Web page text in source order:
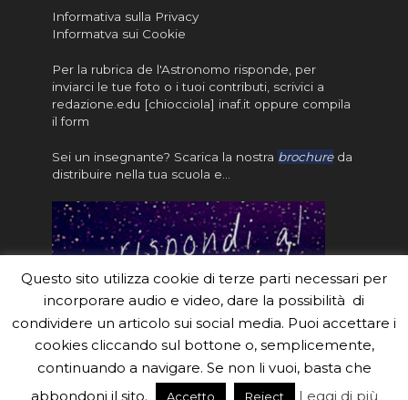
Informativa sulla Privacy
Informatva sui Cookie
Per la rubrica de l'Astronomo risponde, per
inviarci le tue foto o i tuoi contributi, scrivici a
redazione.edu [chiocciola] inaf.it oppure compila
il form
Sei un insegnante? Scarica la nostra brochureda
distribuire nella tua scuola e…
#eduinaf #inaf #astronomyforabetterworld.
Questo sito utilizza cookie di terze parti necessari per
incorporare audio e video, dare la possibilità di
condividere un articolo sui social media. Puoi accettare i
cookies cliccando sul bottone o, semplicemente,
continuando a navigare. Se non li vuoi, basta che
abbondoni il sito.
Accetto Reject Leggi di più